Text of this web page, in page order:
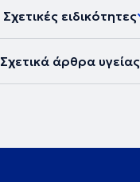
Σχετικές ειδικότητες
Σχετικά άρθρα υγείας